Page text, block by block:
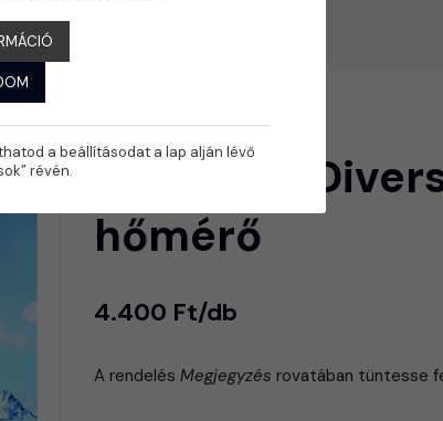
Hőmérő -
hőmérő
4.400 Ft/db
A rendelés Megjegyzés rovatában tüntesse
a beállításodat a lap alján lévő
révén.